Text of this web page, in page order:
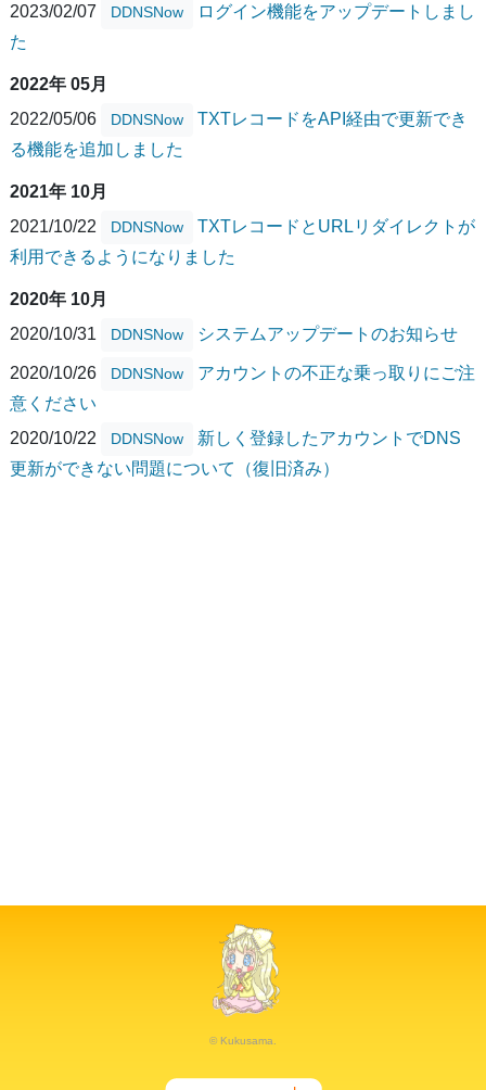
2023/02/07
DDNSNow
ログイン機能をアップデートしまし
た
2022年 05月
2022/05/06
DDNSNow
TXTレコードをAPI経由で更新でき
る機能を追加しました
2021年 10月
2021/10/22
DDNSNow
TXTレコードとURLリダイレクトが
利用できるようになりました
2020年 10月
2020/10/31
DDNSNow システムアップデートのお知らせ
2020/10/26 DDNSNow
アカウントの不正な乗っ取りにご注
意ください
2020/10/22
DDNSNow
新しく登録したアカウントでDNS
更新ができない問題について（復旧済み）
© Kukusama.